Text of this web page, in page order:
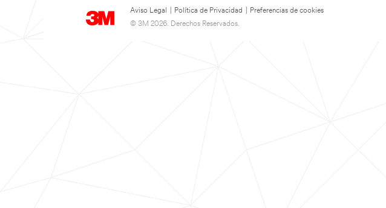
Aviso Legal Política de Privacidad
Preferencias de cookies
© 3M 2026. Derechos Reservados.